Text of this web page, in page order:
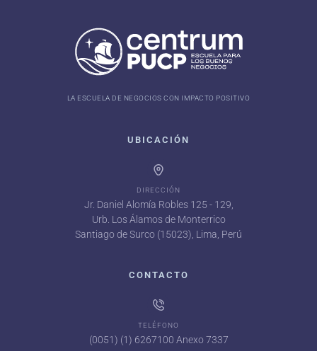
LA ESCUELA DE NEGOCIOS CON IMPACTO POSITIVO
UBICACIÓN
DIRECCIÓN
Jr. Daniel Alomía Robles 125 - 129,
Urb. Los Álamos de Monterrico
Santiago de Surco (15023), Lima, Perú
CONTACTO
TELÉFONO
(0051) (1) 6267100 Anexo 7337